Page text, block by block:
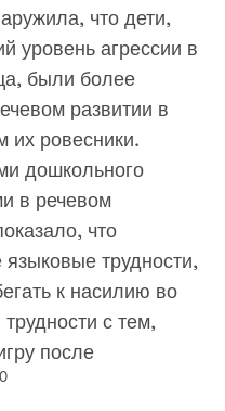
что дети,
уровень агрессии в
были более
развитии в
их ровесники.
дошкольного
в речевом
что
трудности,
к насилию во
с тем,
после